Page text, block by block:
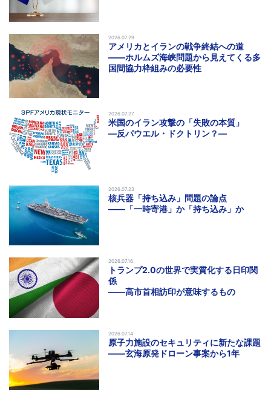
2026.07.29
アメリカとイランの戦争終結への道
――ホルムズ海峡問題から見えてくる多
国間協力枠組みの必要性
2026.07.27
米国のイラン攻撃の「失敗の本質」
―反パウエル・ドクトリン？―
2026.07.23
核兵器「持ち込み」問題の論点
――「一時寄港」か「持ち込み」か
2026.07.16
トランプ2.0の世界で実質化する日印関
係
――高市首相訪印が意味するもの
2026.07.14
原子力施設のセキュリティに新たな課題
――玄海原発ドローン事案から1年